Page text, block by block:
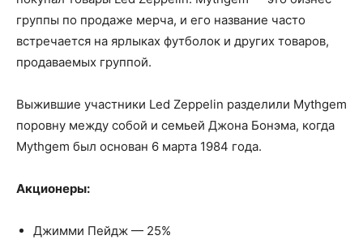
группы по продаже мерча, и его название часто
встречается на ярлыках футболок и других товаров,
продаваемых группой.
Выжившие участники Led Zeppelin разделили Mythgem
поровну между собой и семьей Джона Бонэма, когда
Mythgem был основан 6 марта 1984 года.
Акционеры:
Джимми Пейдж — 25%